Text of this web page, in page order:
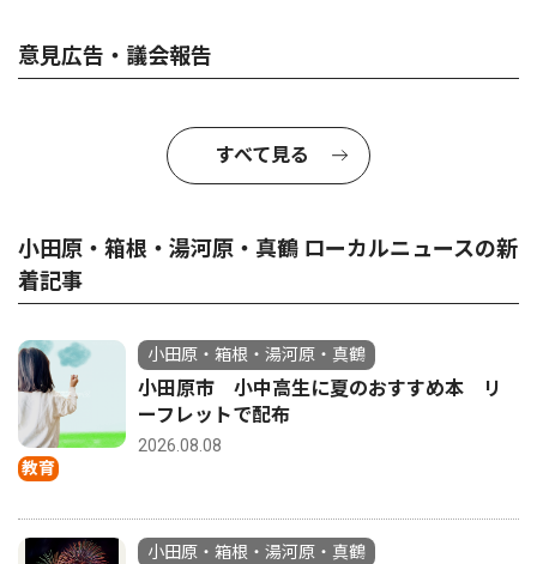
意見広告・議会報告
すべて見る
小田原・箱根・湯河原・真鶴 ローカルニュースの新
着記事
教育
小田原・箱根・湯河原・真鶴
小田原市 小中高生に夏のおすすめ本 リ
ーフレットで配布
2026.08.08
小田原・箱根・湯河原・真鶴